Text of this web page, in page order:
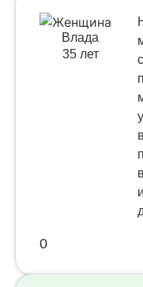
Влада
35 лет
0